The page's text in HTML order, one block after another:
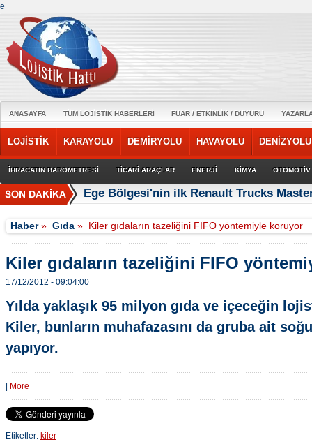
e
ANASAYFA TÜM LOJİSTİK HABERLERİ FUAR / ETKİNLİK / DUYURU
LOJİSTİK KARAYOLU DEMİRYOLU HAVAYOLU DENİZYOLU
İHRACATIN BAROMETRESİ TİCARİ ARAÇLAR ENERJİ KİMYA OTOMOTİV
Ege Bölgesi'nin ilk Renault Trucks
Haber»Gıda » Kiler gıdaların tazeliğini FIFO yöntemiyle koruyor
Kiler gıdaların tazeliğini FIFO
17/12/2012 - 09:04:00
Yılda yaklaşık 95 milyon gıda ve içeceğin
Kiler, bunların muhafazasını da gruba ait
yapıyor.
More
Etiketler: kiler